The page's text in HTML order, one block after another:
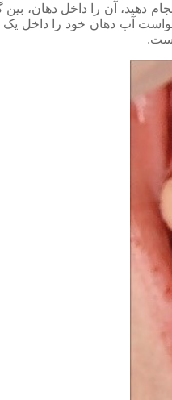
دهید، آن را داخل
آب دهان خود را داخل یک